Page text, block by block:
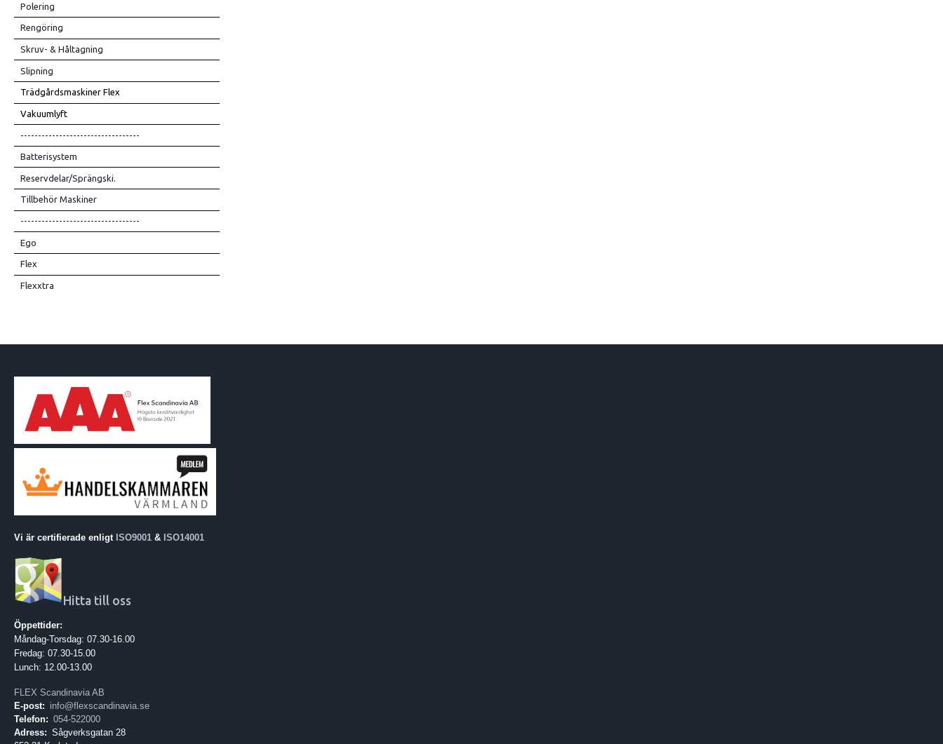
Polering
Rengöring
Skruv- & Håltagning
Slipning
Trädgårdsmaskiner Flex
Vakuumlyft
----------------------------------
Batterisystem
Reservdelar/Sprängski.
Tillbehör Maskiner
----------------------------------
Ego
Flex
Flexxtra
Vi är certifierade enligt ISO9001 & ISO14001
Hitta till oss
Öppettider:
Måndag-Torsdag: 07.30-16.00
Fredag: 07.30-15.00
Lunch: 12.00-13.00
FLEX Scandinavia AB
E-post: info@flexscandinavia.se
Telefon: 054-522000
Adress: Sågverksgatan 28